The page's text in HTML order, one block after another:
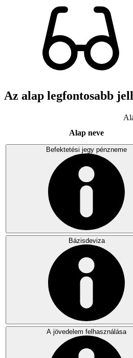
Az alap legfontosabb
Alap neve
Befektetési jegy pénzneme
Bázisdeviza
A jövedelem felhasználása